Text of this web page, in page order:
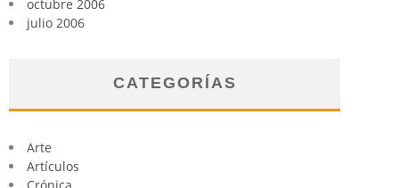
octubre 2006
julio 2006
CATEGORÍAS
Arte
Artículos